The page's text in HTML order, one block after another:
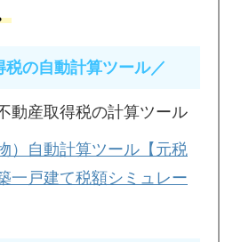
税の自動計算ツール／
動産取得税の計算ツール
）自動計算ツール【元税
一戸建て税額シミュレー